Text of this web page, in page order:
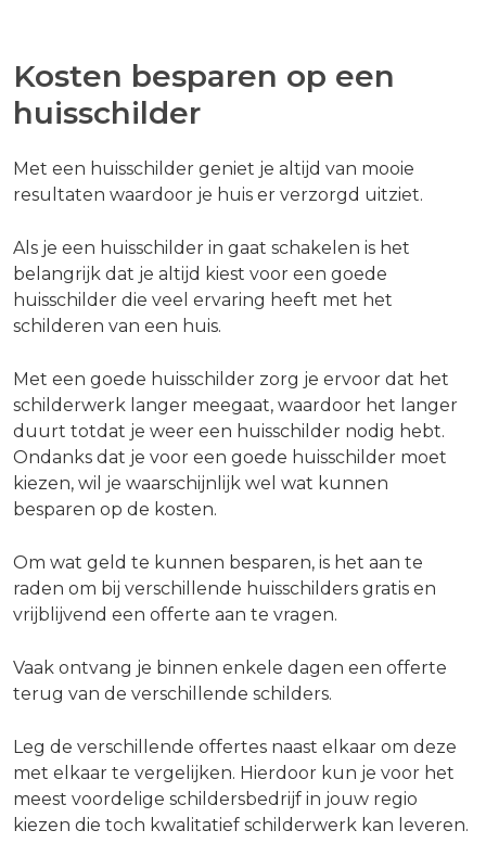
Kosten besparen op een
huisschilder
Met een huisschilder geniet je altijd van mooie
resultaten waardoor je huis er verzorgd uitziet.
Als je een huisschilder in gaat schakelen is het
belangrijk dat je altijd kiest voor een goede
huisschilder die veel ervaring heeft met het
schilderen van een huis.
Met een goede huisschilder zorg je ervoor dat het
schilderwerk langer meegaat, waardoor het langer
duurt totdat je weer een huisschilder nodig hebt.
Ondanks dat je voor een goede huisschilder moet
kiezen, wil je waarschijnlijk wel wat kunnen
besparen op de kosten.
Om wat geld te kunnen besparen, is het aan te
raden om bij verschillende huisschilders gratis en
vrijblijvend een offerte aan te vragen.
Vaak ontvang je binnen enkele dagen een offerte
terug van de verschillende schilders.
Leg de verschillende offertes naast elkaar om deze
met elkaar te vergelijken. Hierdoor kun je voor het
meest voordelige schildersbedrijf in jouw regio
kiezen die toch kwalitatief schilderwerk kan leveren.